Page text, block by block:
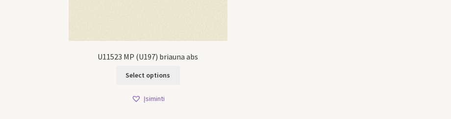
U11523 MP (U197) briauna abs
Select options
Įsiminti